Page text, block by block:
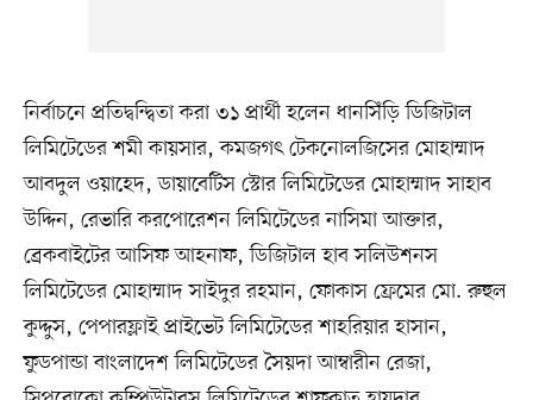
নির্বাচনে প্রতিদ্বন্দ্বিতা করা ৩১ প্রার্থী হলেন ধানসিঁড়ি ডিজিটাল
লিমিটেডের শমী কায়সার, কমজগৎ টেকনোলজিসের মোহাম্মাদ
আবদুল ওয়াহেদ, ডায়াবেটিস স্টোর লিমিটেডের মোহাম্মাদ সাহাব
উদ্দিন, রেভারি করপোরেশন লিমিটেডের নাসিমা আক্তার,
ব্রেকবাইটের আসিফ আহনাফ, ডিজিটাল হাব সলিউশনস
লিমিটেডের মোহাম্মাদ সাইদুর রহমান, ফোকাস ফ্রেমের মো. রুহুল
কুদ্দুস, পেপারফ্লাই প্রাইভেট লিমিটেডের শাহরিয়ার হাসান,
ফুডপান্ডা বাংলাদেশ লিমিটেডের সৈয়দা আম্বারীন রেজা,